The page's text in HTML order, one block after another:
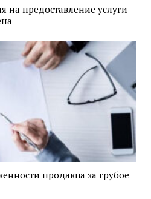
на предоставление услуги
продавца за грубое